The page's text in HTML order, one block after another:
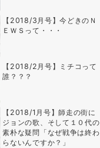
【2018/3月号】今どきのＮ
ＥＷＳって・・・
【2018/2月号】ミチコって
誰？？？
【2018/1月号】師走の街に
ジョンの歌、そして１０代の
素朴な疑問「なぜ戦争は終わ
らないんですか？」